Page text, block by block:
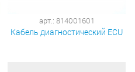
арт.: 814001601
Кабель диагностический ECU